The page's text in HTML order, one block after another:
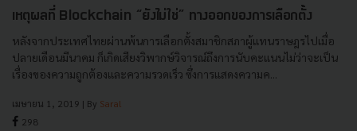
เหตุผลที่ Blockchain “ยังไม่ใช่” ทางออกของการเลือกตั้ง
หลังจากประเทศไทยผ่านพ้นการเลือกตั้งสมาชิกสภาผู้แทนราษฎรไปเมื่อ
ปลายเดือนมีนาคม ก็เกิดเสียงวิพากษ์วิจารณ์ถึงการนับคะแนนไม่ว่าจะเป็น
เรื่องของความถูกต้องและความรวดเร็ว ซึ่งการแสดงความค...
เมษายน 1, 2019 | By Saral
298